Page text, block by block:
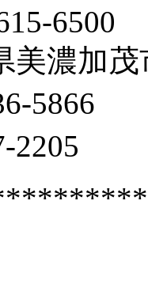
6500
濃加茂
5866
2205